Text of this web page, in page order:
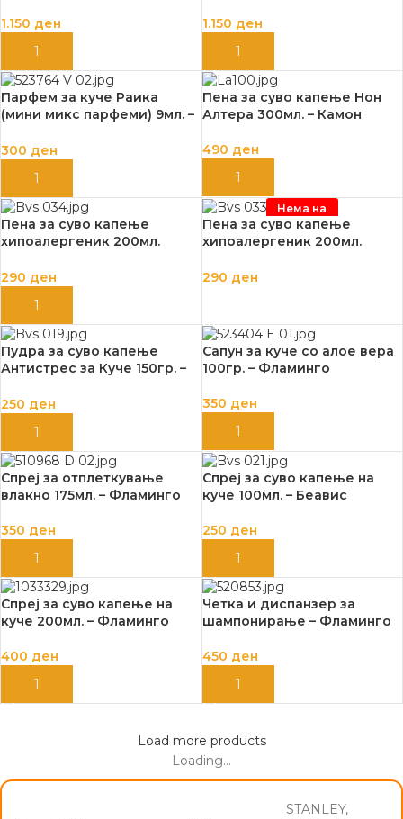
1.150 ден
ДОДАЈ ВО КОШНИЦА
1.150 ден
ДОДАЈ ВО КОШНИЦА
Парфем за куче Раика
(мини микс парфеми) 9мл. –
300 ден
ДОДАЈ ВО КОШНИЦА
Пена за суво капење Нон
Алтера 300мл. – Камон
490 ден
ДОДАЈ ВО КОШНИЦА
Пена за суво капење
хипоалергеник 200мл.
290 ден
ДОДАЈ ВО КОШНИЦА
Нема на
залиха
Пена за суво капење
хипоалергеник 200мл.
290 ден
Пудра за суво капење
Антистрес за Куче 150гр. –
250 ден
ДОДАЈ ВО КОШНИЦА
Сапун за куче со алое вера
100гр. – Фламинго
350 ден
ДОДАЈ ВО КОШНИЦА
Спреј за отплеткување
влакно 175мл. – Фламинго
350 ден
ДОДАЈ ВО КОШНИЦА
Спреј за суво капење на
куче 100мл. – Беавис
250 ден
ДОДАЈ ВО КОШНИЦА
Спреј за суво капење на
куче 200мл. – Фламинго
400 ден
ДОДАЈ ВО КОШНИЦА
Четка и диспанзер за
шампонирање – Фламинго
450 ден
ДОДАЈ ВО КОШНИЦА
Load more products
Loading...
STANLEY,